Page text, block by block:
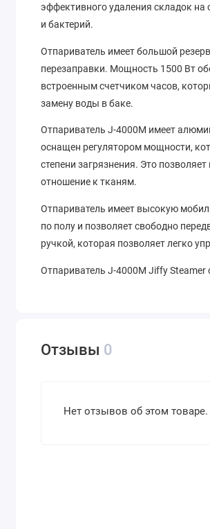
эффективного удаления складок
и бактерий.
Отпариватель имеет большой
перезаправки. Мощность 1500 Вт
встроенным счетчиком часов,
замену воды в баке.
Отпариватель J-4000M имеет
оснащен регулятором мощности,
степени загрязнения. Это
отношение к тканям.
Отпариватель имеет высокую
по полу и позволяет свободно
ручкой, которая позволяет легко
Отпариватель J-4000M Jiffy
Отзывы 0
Нет отзывов об этом товаре.